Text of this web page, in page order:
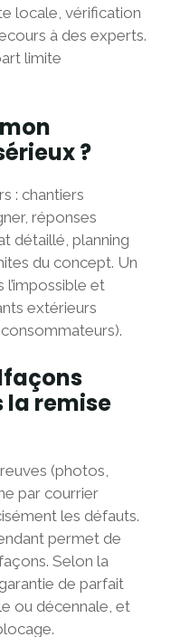
locale, vérification
à des experts.
limite
?
: chantiers
réponses
détaillé, planning
du concept. Un
et
extérieurs
la remise
(photos,
par courrier
les défauts.
permet de
Selon la
de parfait
ou décennale, et